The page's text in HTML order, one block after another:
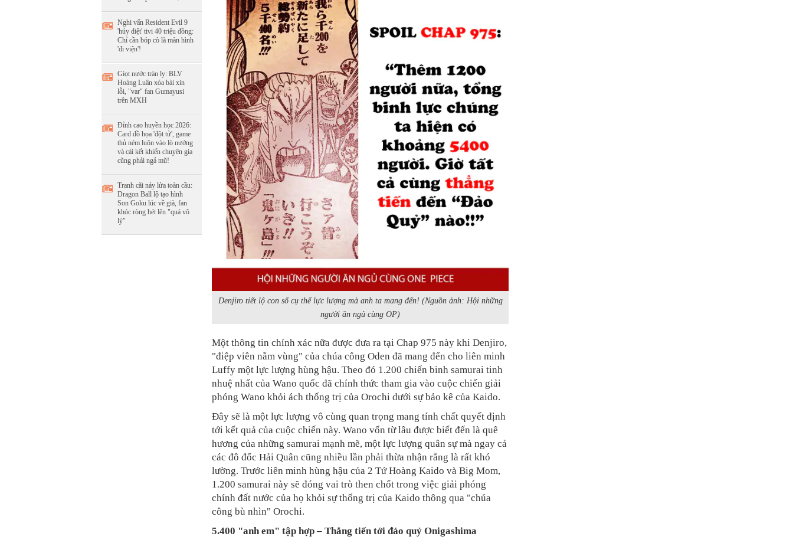
Nghi vấn Resident Evil 9
'hủy diệt' tivi 40 triệu đồng:
Chỉ cần bóp cò là màn hình
'đi viện'!
Giọt nước tràn ly: BLV
Hoàng Luân xóa bài xin
lỗi, "var" fan Gumayusi
trên MXH
Đỉnh cao huyền học 2026:
Card đồ họa 'đột tử', game
thủ ném luôn vào lò nướng
và cái kết khiến chuyên gia
cũng phải ngả mũ!
Tranh cãi nảy lửa toàn cầu:
Dragon Ball lộ tạo hình
Son Goku lúc về già, fan
khóc ròng hét lên "quá vô
lý"
Denjiro tiết lộ con số cụ thể lực lượng mà anh ta mang đến! (Nguồn ảnh: Hội những
người ăn ngủ cùng OP)
Một thông tin chính xác nữa được đưa ra tại Chap 975 này khi Denjiro,
"điệp viên nằm vùng" của chúa công Oden đã mang đến cho liên minh
Luffy một lực lượng hùng hậu. Theo đó 1.200 chiến binh samurai tinh
nhuệ nhất của Wano quốc đã chính thức tham gia vào cuộc chiến giải
phóng Wano khỏi ách thống trị của Orochi dưới sự bảo kê của Kaido.
Đây sẽ là một lực lượng vô cùng quan trọng mang tính chất quyết định
tới kết quả của cuộc chiến này. Wano vốn từ lâu được biết đến là quê
hương của những samurai mạnh mẽ, một lực lượng quân sự mà ngay cả
các đô đốc Hải Quân cũng nhiều lần phải thừa nhận rằng là rất khó
lường. Trước liên minh hùng hậu của 2 Tứ Hoàng Kaido và Big Mom,
1.200 samurai này sẽ đóng vai trò then chốt trong việc giải phóng
chính đất nước của họ khỏi sự thống trị của Kaido thông qua "chúa
công bù nhìn" Orochi.
5.400 "anh em" tập hợp – Thẳng tiến tới đảo quỷ Onigashima